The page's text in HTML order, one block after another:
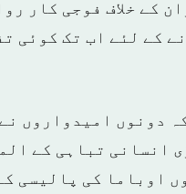
کے خلاف فوجی کار
کے لئے اب تک کوئی
دونوں امیدواروں
انسانی تباہی کے
اوباما کی پالیسی